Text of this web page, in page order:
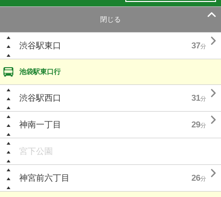
閉じる 
渋谷駅東口 37分 
池袋駅東口行
渋谷駅西口 31分 
神南一丁目 29分 
宮下公園
神宮前六丁目 26分 